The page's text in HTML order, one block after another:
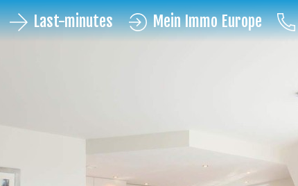
Mein Immo Europe
Last-minutes